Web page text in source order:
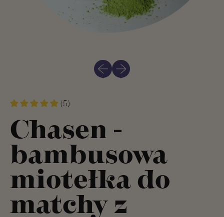
Poprzedni slajd
Następny slajd
(5)
Chasen -
bambusowa
miotełka do
matchy z